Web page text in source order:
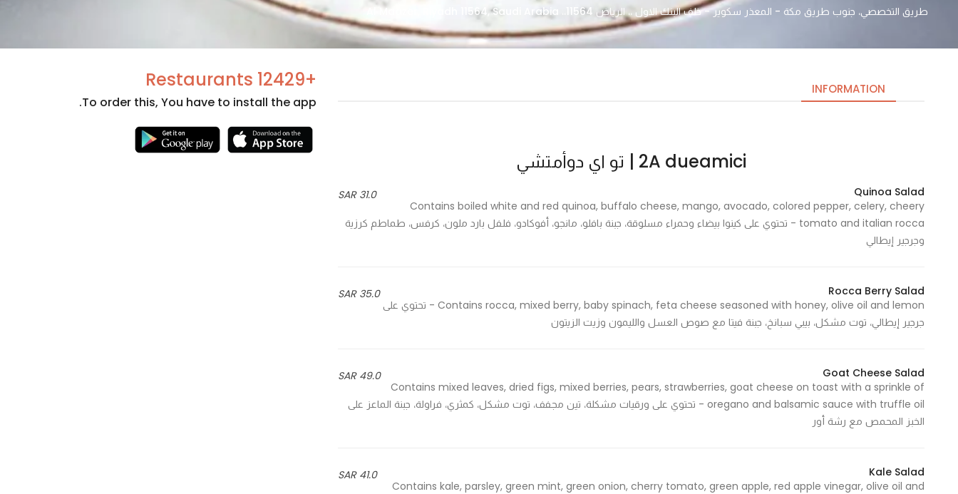
طريق التخصصي، جنوب طريق مكة - المعذر سكوير - خلف البنك الاول ،، الرياض 11564،، Al Maazer, Riyadh 11564, Saudi Arabia
INFORMATION
2A dueamici | تو اي دوأمتشي
31.0 SAR
Quinoa Salad
Contains boiled white and red quinoa, buffalo cheese, mango, avocado, colored pepper, celery, cheery
tomato and italian rocca - تحتوي على كينوا بيضاء وحمراء مسلوقة، جبنة بافلو، مانجو، أفوكادو، فلفل بارد ملون، كرفس، طماطم كرزية
وجرجير إيطالي
35.0 SAR
Rocca Berry Salad
Contains rocca, mixed berry, baby spinach, feta cheese seasoned with honey, olive oil and lemon - تحتوي على
جرجير إيطالي، توت مشكل، بيبي سبانخ، جبنة فيتا مع صوص العسل والليمون وزيت الزيتون
49.0 SAR
Goat Cheese Salad
Contains mixed leaves, dried figs, mixed berries, pears, strawberries, goat cheese on toast with a sprinkle of
oregano and balsamic sauce with truffle oil - تحتوي على ورقيات مشكلة، تين مجفف، توت مشكل، كمثري، فراولة، جبنة الماعز على
الخبز المحمص مع رشة أور
41.0 SAR
Kale Salad
Contains kale, parsley, green mint, green onion, cherry tomato, green apple, red apple vinegar, olive oil and
+12429 Restaurants
To order this, You have to install the app.
cookies
are not
optional.
They are
website to
function.
Statistics
In order for
us to
improve
functionality